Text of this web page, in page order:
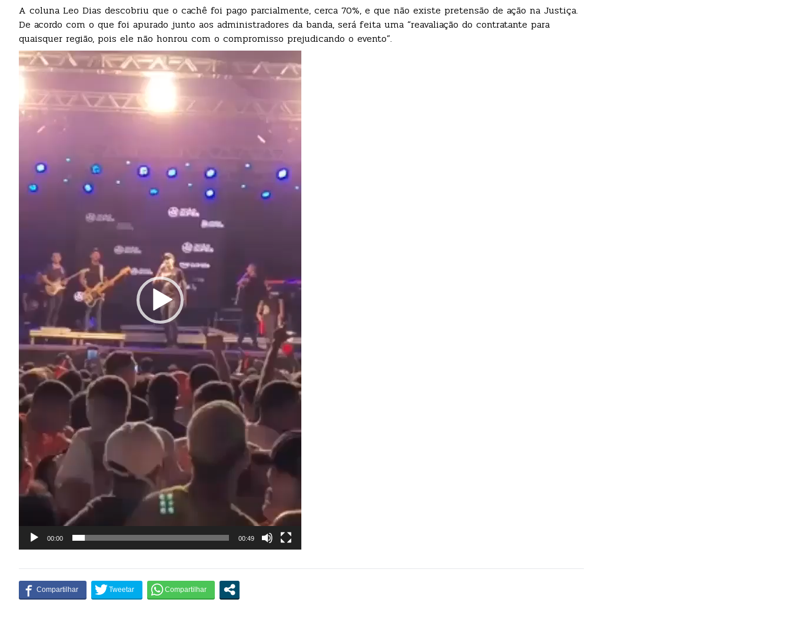
A coluna Leo Dias descobriu que o cachê foi pago parcialmente, cerca 70%, e que não existe pretensão de ação na Justiça.
De acordo com o que foi apurado junto aos administradores da banda, será feita uma “reavaliação do contratante para
quaisquer região, pois ele não honrou com o compromisso prejudicando o evento”.
Tocador
de
00:00 00:49